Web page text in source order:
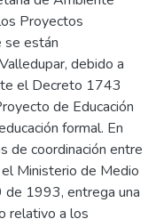
Proyectos
se están
debido a
el Decreto 1743
de Educación
formal. En
de coordinación entre
Ministerio de Medio
1993, entrega una
relativo a los